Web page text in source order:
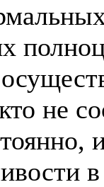
не